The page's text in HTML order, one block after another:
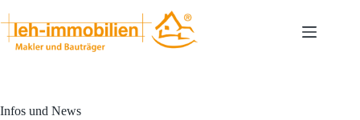
Inhalt
springen
Infos und News